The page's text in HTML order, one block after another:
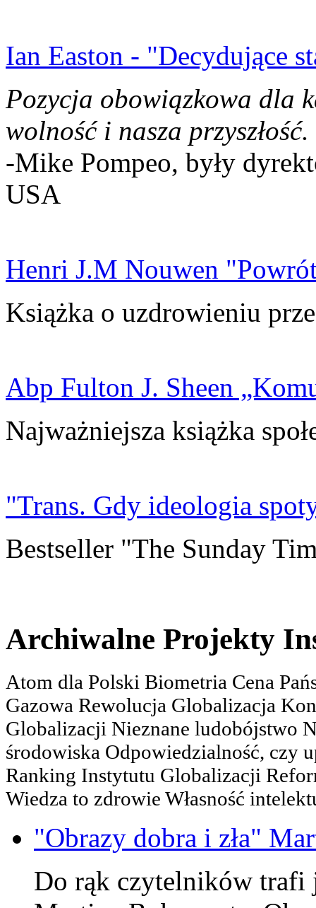
Ian Easton - "Decydujące
Pozycja obowiązkowa dla
wolność i nasza przyszłość.
-Mike Pompeo, były
USA
Henri J.M Nouwen
Książka o uzdrowieniu
Abp Fulton J. Sheen
Najważniejsza książka
"Trans. Gdy ideologia
Bestseller "The Sunday
Archiwalne Projekty
Atom dla Polski Biometria Cena
Gazowa Rewolucja Globalizacja
Globalizacji Nieznane ludobójstwo
środowiska Odpowiedzialność, czy
Ranking Instytutu Globalizacji
Wiedza to zdrowie Własność
"Obrazy dobra i zła"
Do rąk czytelników trafi